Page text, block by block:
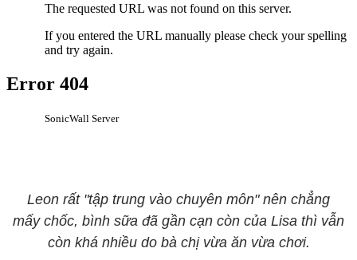
Leon rất "tập trung vào chuyên môn" nên chẳng
mấy chốc, bình sữa đã gần cạn còn của Lisa thì vẫn
còn khá nhiều do bà chị vừa ăn vừa chơi.